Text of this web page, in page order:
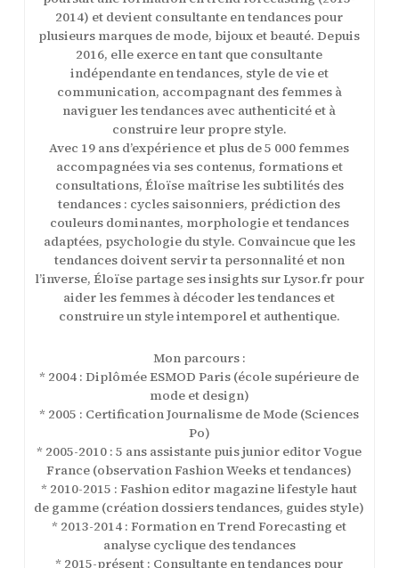
2014) et devient consultante en tendances pour
plusieurs marques de mode, bijoux et beauté. Depuis
2016, elle exerce en tant que consultante
indépendante en tendances, style de vie et
communication, accompagnant des femmes à
naviguer les tendances avec authenticité et à
construire leur propre style.
Avec 19 ans d’expérience et plus de 5 000 femmes
accompagnées via ses contenus, formations et
consultations, Éloïse maîtrise les subtilités des
tendances : cycles saisonniers, prédiction des
couleurs dominantes, morphologie et tendances
adaptées, psychologie du style. Convaincue que les
tendances doivent servir ta personnalité et non
l’inverse, Éloïse partage ses insights sur Lysor.fr pour
aider les femmes à décoder les tendances et
construire un style intemporel et authentique.
Mon parcours :
* 2004 : Diplômée ESMOD Paris (école supérieure de
mode et design)
* 2005 : Certification Journalisme de Mode (Sciences
Po)
* 2005-2010 : 5 ans assistante puis junior editor Vogue
France (observation Fashion Weeks et tendances)
* 2010-2015 : Fashion editor magazine lifestyle haut
de gamme (création dossiers tendances, guides style)
* 2013-2014 : Formation en Trend Forecasting et
analyse cyclique des tendances
* 2015-présent : Consultante en tendances pour